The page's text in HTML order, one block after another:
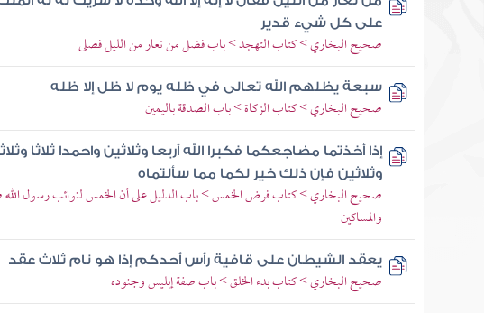
على كل شيء قدير
صحيح البخاري > كتاب التهجد > باب فضل من تعار من الليل فصلى
سبعة يظلهم الله تعالى في ظله يوم لا ظل إلا ظله
صحيح البخاري > كتاب الزكاة > باب الصدقة باليمين
إذا أخذتما مضاجعكما فكبرا الله أربعا وثلاثين واحمدا ثلاثا
وثلاثين فإن ذلك خير لكما مما سألتماه
صحيح البخاري > كتاب فرض الخمس > باب الدليل على أن الخمس لنوائب رسول الله
والمساكين
يعقد الشيطان على قافية رأس أحدكم إذا هو نام ثلاث عقد
صحيح البخاري > كتاب بدء الخلق > باب صفة إبليس وجنوده